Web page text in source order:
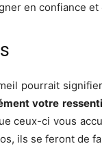
en confiance et
pourrait
votre ressenti
ceux-ci vous
ils se feront de